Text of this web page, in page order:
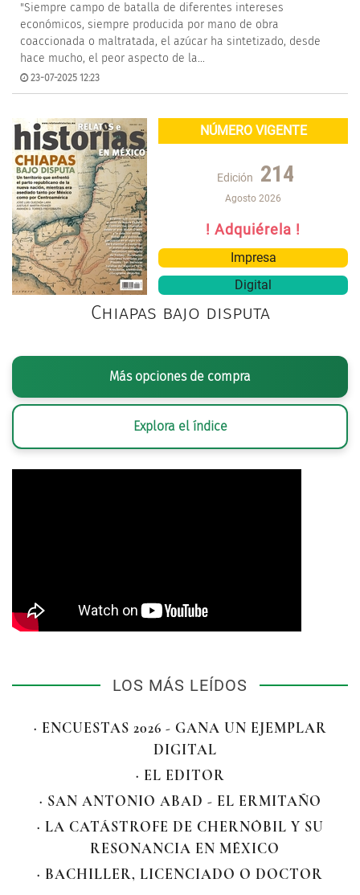
"Siempre campo de batalla de diferentes intereses
económicos, siempre producida por mano de obra
coaccionada o maltratada, el azúcar ha sintetizado, desde
hace mucho, el peor aspecto de la...
23-07-2025 12:23
NÚMERO VIGENTE
Edición 214
Agosto 2026
! Adquiérela !
Impresa
Digital
Chiapas bajo disputa
Más opciones de compra
Explora el índice
LOS MÁS LEÍDOS
· ENCUESTAS 2026 - GANA UN EJEMPLAR
DIGITAL
· EL EDITOR
· SAN ANTONIO ABAD - EL ERMITAÑO
· LA CATÁSTROFE DE CHERNÓBIL Y SU
RESONANCIA EN MÉXICO
· BACHILLER, LICENCIADO O DOCTOR